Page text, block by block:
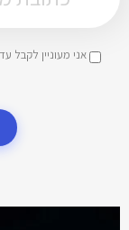
אני מעוניין לקבל